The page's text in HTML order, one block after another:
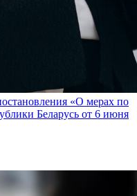
«О мерах по
Беларусь от 6 июня